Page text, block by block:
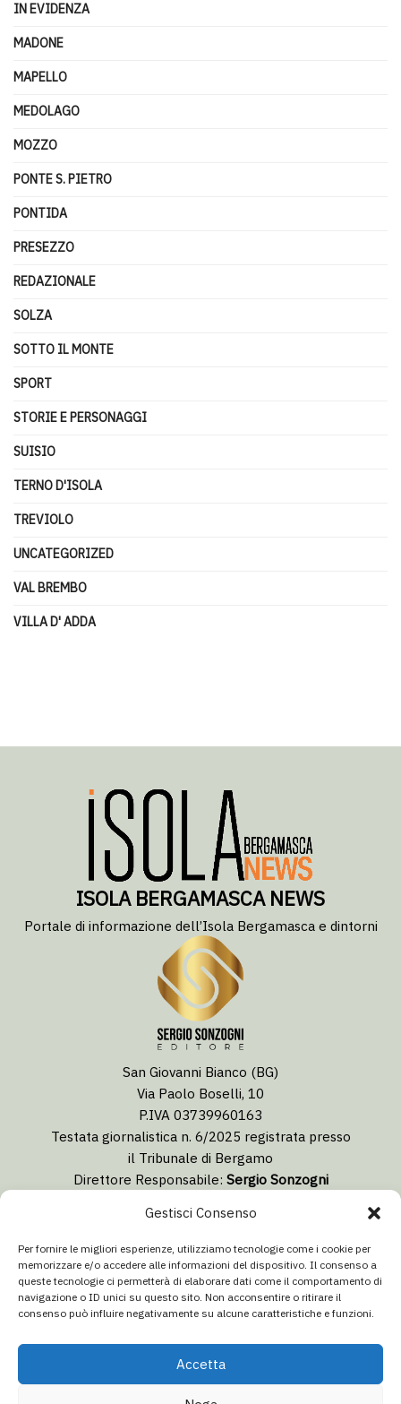
Gestisci Consenso
Per fornire le migliori esperienze, utilizziamo tecnologie come i cookie per
memorizzare e/o accedere alle informazioni del dispositivo. Il consenso a
queste tecnologie ci permetterà di elaborare dati come il comportamento di
navigazione o ID unici su questo sito. Non acconsentire o ritirare il
consenso può influire negativamente su alcune caratteristiche e funzioni.
Accetta
IN EVIDENZA
MADONE
MAPELLO
MEDOLAGO
MOZZO
PONTE S. PIETRO
PONTIDA
PRESEZZO
REDAZIONALE
SOLZA
SOTTO IL MONTE
SPORT
STORIE E PERSONAGGI
SUISIO
TERNO D'ISOLA
TREVIOLO
UNCATEGORIZED
VAL BREMBO
VILLA D' ADDA
ISOLA BERGAMASCA NEWS
Portale di informazione dell’Isola Bergamasca e dintorni
San Giovanni Bianco (BG)
Via Paolo Boselli, 10
P.IVA 03739960163
Testata giornalistica n. 6/2025 registrata presso
il Tribunale di Bergamo
Direttore Responsabile: Sergio Sonzogni
redazione@isolabergamascanews.it
info@italiacommunication.com
Telefono: 0345 41834